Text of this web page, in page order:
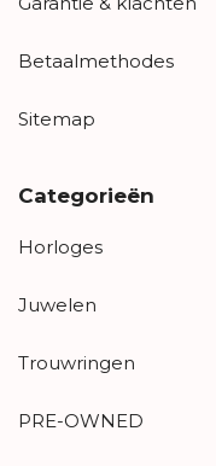
Betaalmethodes
Sitemap
Categorieën
Horloges
Juwelen
Trouwringen
PRE-OWNED